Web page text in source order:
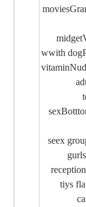
wwith
seex
tiys